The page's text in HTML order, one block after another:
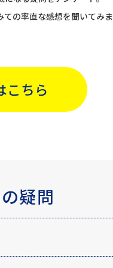
の率直な感想を聞いてみ
こちら
疑問